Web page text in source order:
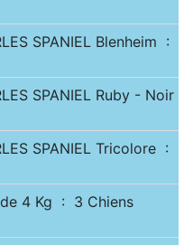
SPANIEL Blenheim : 2
SPANIEL Ruby - Noir
SPANIEL Tricolore : 2
de 4 Kg : 3 Chiens